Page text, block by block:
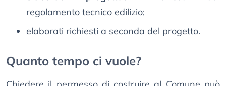
regolamento tecnico edilizio;
elaborati richiesti a seconda del progetto.
Quanto tempo ci vuole?